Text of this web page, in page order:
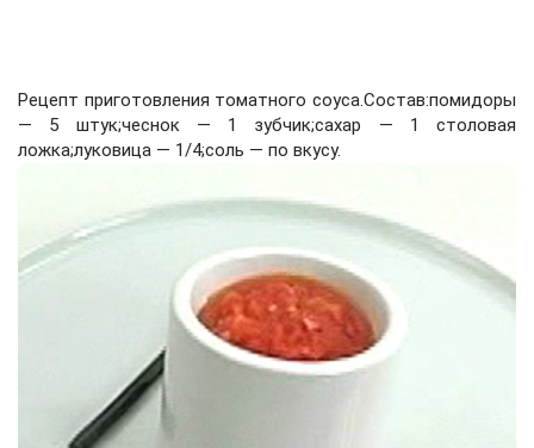
Рецепт приготовления томатного соуса.Состав:помидоры
— 5 штук;чеснок — 1 зубчик;сахар — 1 столовая
ложка;луковица — 1/4;соль — по вкусу.